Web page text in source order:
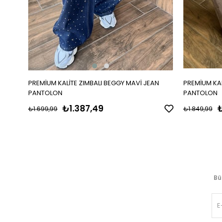
PREMİUM KALİTE ZIMBALI BEGGY MAVİ JEAN
PANTOLON
₺1.387,49
₺1.699,99
PREMİUM
PANTOLON
₺1.849,99